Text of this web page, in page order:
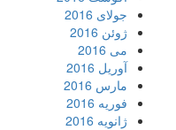
جولای 2016
ژوئن 2016
می 2016
آوریل 2016
مارس 2016
فوریه 2016
ژانویه 2016